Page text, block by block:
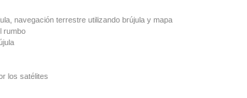
navegación terrestre utilizando brújula y mapa
rumbo
los satélites